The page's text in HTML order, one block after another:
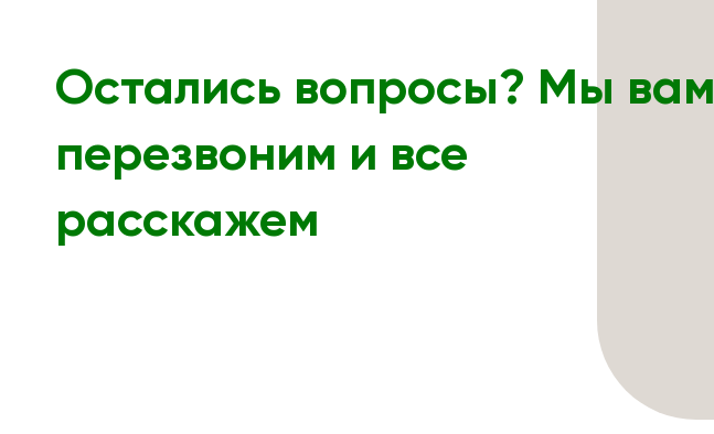
Остались вопросы? Мы вам
перезвоним и все
расскажем